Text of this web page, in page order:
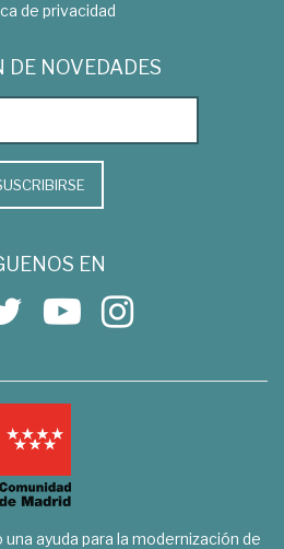
de privacidad
DE NOVEDADES
EN
ayuda para la modernización de